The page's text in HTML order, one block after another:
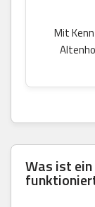
Mit
Was ist